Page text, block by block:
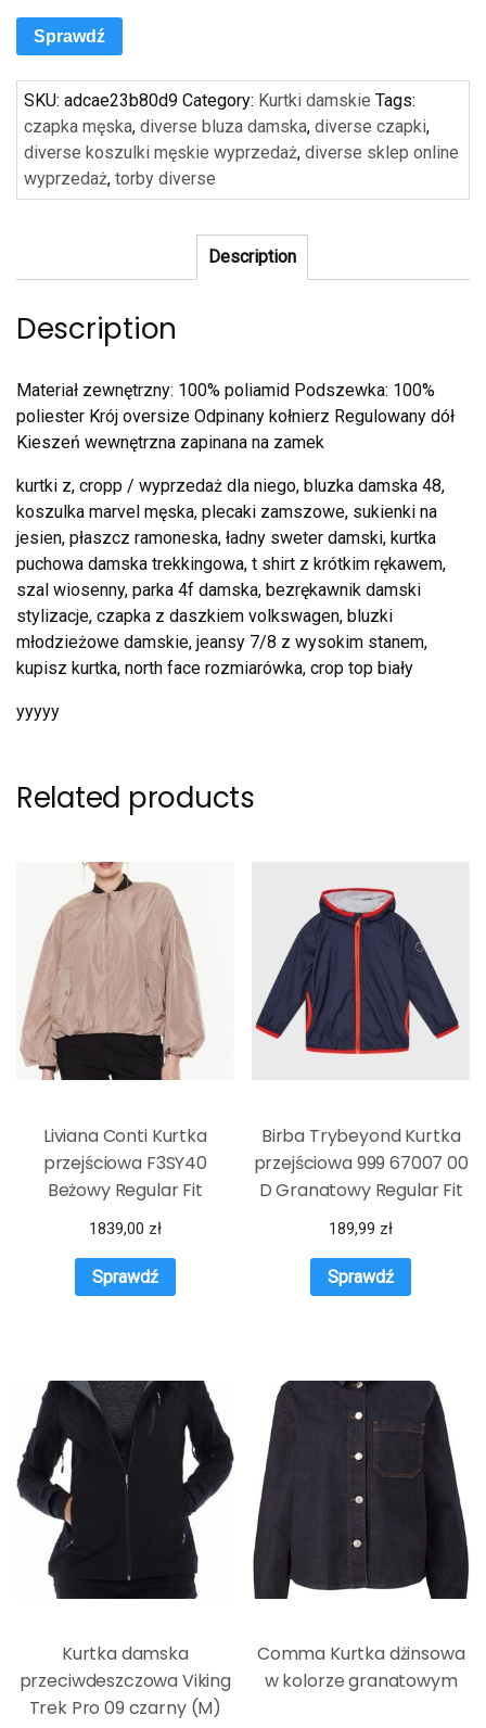
Sprawdź
SKU: adcae23b80d9 Category: Kurtki damskie Tags:
czapka męska, diverse bluza damska, diverse czapki,
diverse koszulki męskie wyprzedaż, diverse sklep online
wyprzedaż, torby diverse
Description
Description
Materiał zewnętrzny: 100% poliamid Podszewka: 100%
poliester Krój oversize Odpinany kołnierz Regulowany dół
Kieszeń wewnętrzna zapinana na zamek
kurtki z, cropp / wyprzedaż dla niego, bluzka damska 48,
koszulka marvel męska, plecaki zamszowe, sukienki na
jesien, płaszcz ramoneska, ładny sweter damski, kurtka
puchowa damska trekkingowa, t shirt z krótkim rękawem,
szal wiosenny, parka 4f damska, bezrękawnik damski
stylizacje, czapka z daszkiem volkswagen, bluzki
młodzieżowe damskie, jeansy 7/8 z wysokim stanem,
kupisz kurtka, north face rozmiarówka, crop top biały
yyyyy
Related products
Liviana Conti Kurtka
przejściowa F3SY40
Beżowy Regular Fit
1839,00 zł
Sprawdź
Birba Trybeyond Kurtka
przejściowa 999 67007 00
D Granatowy Regular Fit
189,99 zł
Sprawdź
Kurtka damska
przeciwdeszczowa Viking
Trek Pro 09 czarny (M)
Comma Kurtka dżinsowa
w kolorze granatowym